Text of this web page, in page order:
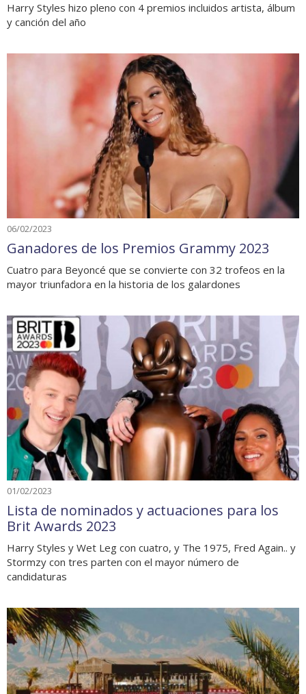
Harry Styles hizo pleno con 4 premios incluidos artista, álbum
y canción del año
06/02/2023
Ganadores de los Premios Grammy 2023
Cuatro para Beyoncé que se convierte con 32 trofeos en la
mayor triunfadora en la historia de los galardones
01/02/2023
Lista de nominados y actuaciones para los
Brit Awards 2023
Harry Styles y Wet Leg con cuatro, y The 1975, Fred Again.. y
Stormzy con tres parten con el mayor número de
candidaturas